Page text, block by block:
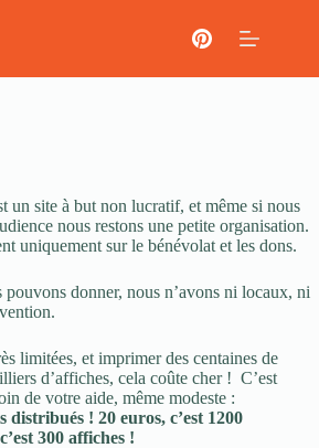
un site à but non lucratif, et même si nous
nous restons une petite organisation.
uniquement sur le bénévolat et les dons.
donner, nous n’avons ni locaux, ni
limitées, et imprimer des centaines de
d’affiches, cela coûte cher ! C’est
de votre aide, même modeste :
distribués ! 20 euros, c’est 1200
300 affiches !